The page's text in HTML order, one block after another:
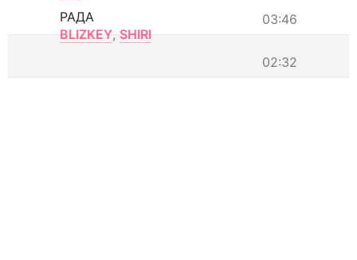
03:46
РАДА
BLIZKEY, SHIRI
02:32